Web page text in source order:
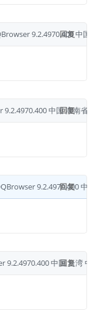
回复
9.2.4970.400中
回复
9.2.4970.400中国 湖南
回复
9.2.4970.400中
回复
9.2.4970.400中国 台湾